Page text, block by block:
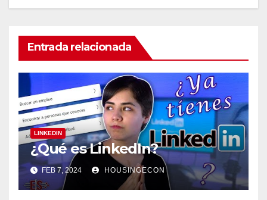
Entrada relacionada
LINKEDIN
¿Qué es LinkedIn?
FEB 7, 2024 HOUSINGECON